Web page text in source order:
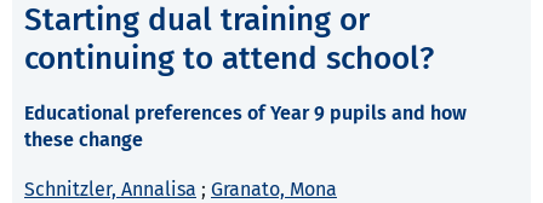
Starting dual training or
continuing to attend school?
Educational preferences of Year 9 pupils and how
these change
Schnitzler, Annalisa ; Granato, Mona